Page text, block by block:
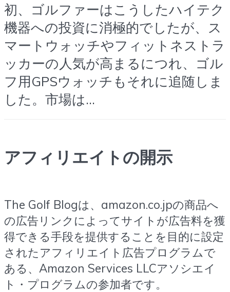
初、ゴルファーはこうしたハイテク
機器への投資に消極的でしたが、ス
マートウォッチやフィットネストラ
ッカーの人気が高まるにつれ、ゴル
フ用GPSウォッチもそれに追随しま
した。市場は…
アフィリエイトの開示
The Golf Blogは、amazon.co.jpの商品へ
の広告リンクによってサイトが広告料を獲
得できる手段を提供することを目的に設定
されたアフィリエイト広告プログラムで
ある、Amazon Services LLCアソシエイ
ト・プログラムの参加者です。